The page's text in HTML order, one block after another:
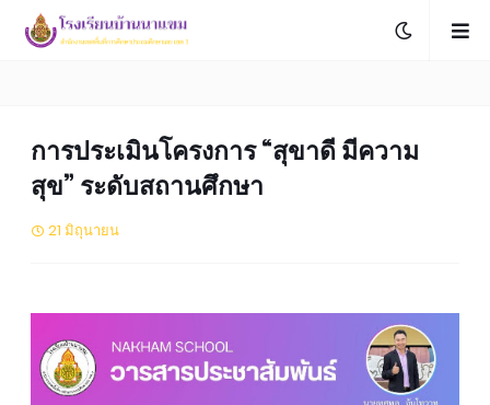
การประเมินโครงการ “สุขาดี มีความ
สุข” ระดับสถานศึกษา
21 มิถุนายน